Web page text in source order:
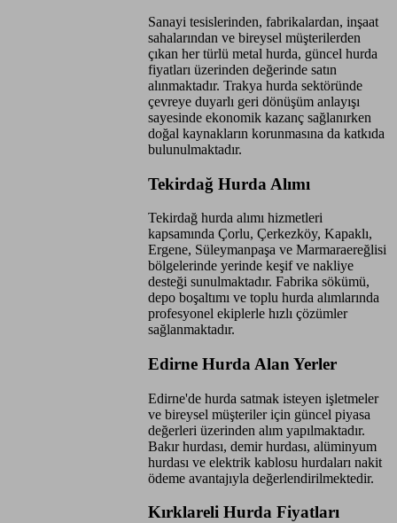
Sanayi tesislerinden, fabrikalardan, inşaat
sahalarından ve bireysel müşterilerden
çıkan her türlü metal hurda, güncel hurda
fiyatları üzerinden değerinde satın
alınmaktadır. Trakya hurda sektöründe
çevreye duyarlı geri dönüşüm anlayışı
sayesinde ekonomik kazanç sağlanırken
doğal kaynakların korunmasına da katkıda
bulunulmaktadır.
Tekirdağ Hurda Alımı
Tekirdağ hurda alımı hizmetleri
kapsamında Çorlu, Çerkezköy, Kapaklı,
Ergene, Süleymanpaşa ve Marmaraereğlisi
bölgelerinde yerinde keşif ve nakliye
desteği sunulmaktadır. Fabrika sökümü,
depo boşaltımı ve toplu hurda alımlarında
profesyonel ekiplerle hızlı çözümler
sağlanmaktadır.
Edirne Hurda Alan Yerler
Edirne'de hurda satmak isteyen işletmeler
ve bireysel müşteriler için güncel piyasa
değerleri üzerinden alım yapılmaktadır.
Bakır hurdası, demir hurdası, alüminyum
hurdası ve elektrik kablosu hurdaları nakit
ödeme avantajıyla değerlendirilmektedir.
Kırklareli Hurda Fiyatları